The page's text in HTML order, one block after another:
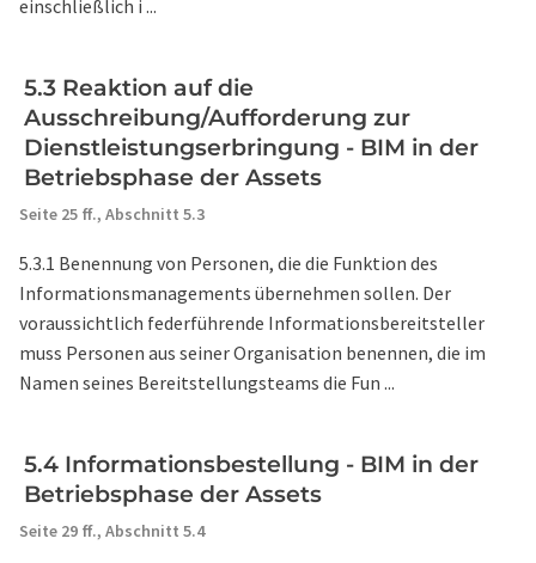
einschließlich i ...
5.3 Reaktion auf die
Ausschreibung/Aufforderung zur
Dienstleistungserbringung - BIM in der
Betriebsphase der Assets
Seite 25 ff., Abschnitt 5.3
5.3.1 Benennung von Personen, die die Funktion des
Informationsmanagements übernehmen sollen. Der
voraussichtlich federführende Informationsbereitsteller
muss Personen aus seiner Organisation benennen, die im
Namen seines Bereitstellungsteams die Fun ...
5.4 Informationsbestellung - BIM in der
Betriebsphase der Assets
Seite 29 ff., Abschnitt 5.4